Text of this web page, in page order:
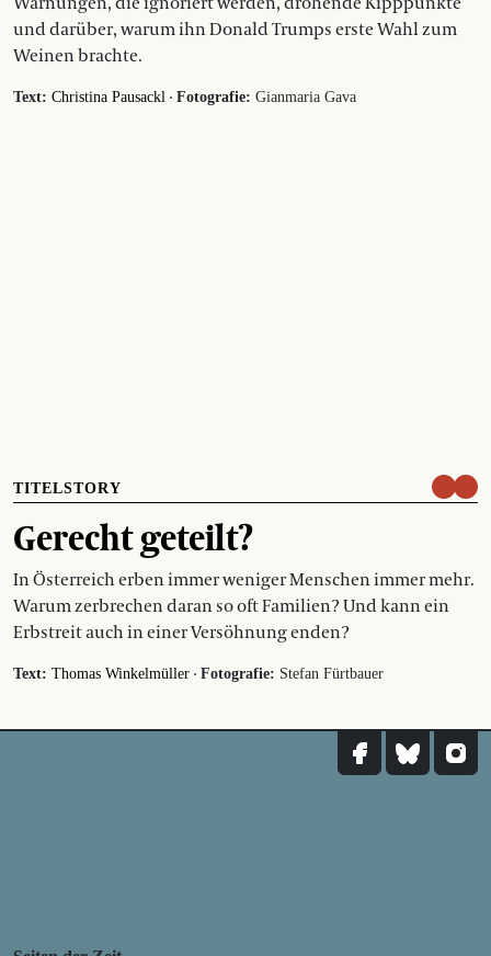
und darüber, warum ihn Donald Trumps erste Wahl zum
Weinen brachte.
Text: Christina Pausackl · Fotografie: Gianmaria Gava
TITELSTORY
Gerecht geteilt?
In Österreich erben immer weniger Menschen immer mehr.
Warum zerbrechen daran so oft Familien? Und kann ein
Erbstreit auch in einer Versöhnung enden?
Text: Thomas Winkelmüller · Fotografie: Stefan Fürtbauer